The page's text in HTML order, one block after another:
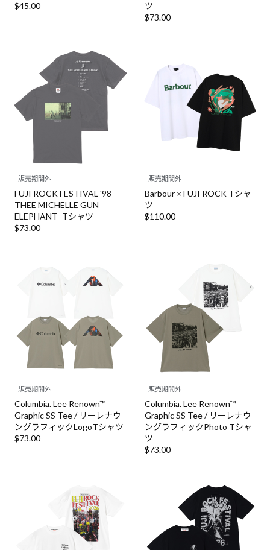
$‌45.00
ツ
$‌73.00
販売期間外
FUJI ROCK FESTIVAL '98 -
THEE MICHELLE GUN
ELEPHANT- Tシャツ
$‌73.00
販売期間外
Barbour × FUJI ROCK Tシャ
ツ
$‌110.00
販売期間外
Columbia. Lee Renown™
Graphic SS Tee / リーレナウ
ングラフィックLogoTシャツ
$‌73.00
販売期間外
Columbia. Lee Renown™
Graphic SS Tee / リーレナウ
ングラフィックPhoto Tシャ
ツ
$‌73.00